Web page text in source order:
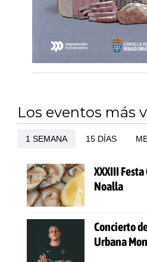
Los eventos más
1 SEMANA 15 DÍAS
XXXIII
Noalla
Concierto
Urbana